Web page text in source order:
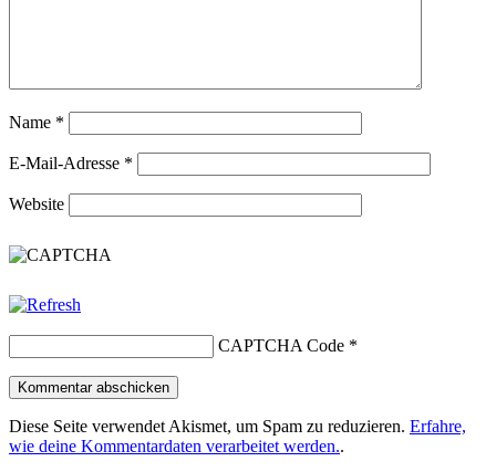
Name *
E-Mail-Adresse *
Website
CAPTCHA Code *
Diese Seite verwendet Akismet, um Spam zu reduzieren. Erfahre,
wie deine Kommentardaten verarbeitet werden..